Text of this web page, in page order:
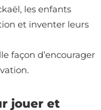
les enfants
et inventer leurs
façon d’encourager
jouer et